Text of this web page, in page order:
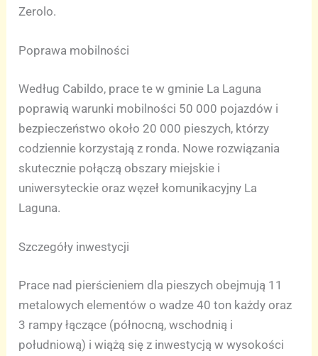
Zerolo.
Poprawa mobilności
Według Cabildo, prace te w gminie La Laguna
poprawią warunki mobilności 50 000 pojazdów i
bezpieczeństwo około 20 000 pieszych, którzy
codziennie korzystają z ronda. Nowe rozwiązania
skutecznie połączą obszary miejskie i
uniwersyteckie oraz węzeł komunikacyjny La
Laguna.
Szczegóły inwestycji
Prace nad pierścieniem dla pieszych obejmują 11
metalowych elementów o wadze 40 ton każdy oraz
3 rampy łączące (północną, wschodnią i
południową) i wiążą się z inwestycją w wysokości